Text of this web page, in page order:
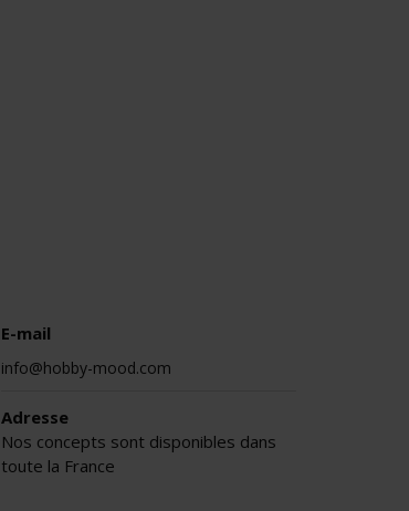
E-mail
info@hobby-mood.com
Adresse
Nos concepts sont disponibles dans
toute la France